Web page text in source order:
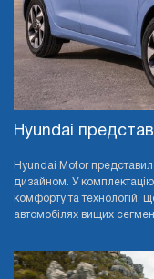
Hyundai
Hyundai Motor
дизайном. У
комфорту та технологій,
автомобілях вищих